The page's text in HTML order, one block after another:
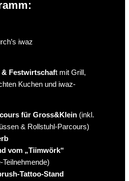
iwaz
& Festwirtschaft mit Grill,
Kuchen und iwaz-
für Gross&Klein (inkl.
& Rollstuhl-Parcours)
vom „Tiimwörk“
Teilnehmende)
Tattoo-Stand